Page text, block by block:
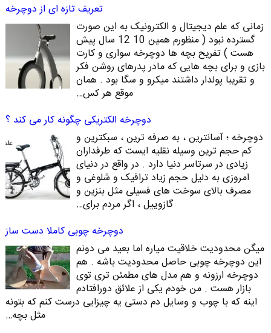
تعریف تازه ای از دوچرخه
زمانی که علم دیجیتال و الکترونیک به این صورت
گسترده نبود ( منظورم همین 10 12 سال پیش
هست ) تفریح بچه ها دوچرخه سواری و کارت
بازی و برای بچه هایی که مادر پدرهای روشن فکر
و تقریبا پولدار داشتند میکرو و سگا بود . همان
موقع هر کس…
دوچرخه الکتریکی چگونه کار می کند ؟
دوچرخه ؛ آسانترین ، به صرفه ترین ، سبکترین و
کم حجم ترین وسیله نقلیه ایست که طرفداران
زیادی در سرتاسر دنیا دارد . در واقع در دنیای
امروزی به دلیل حجم زیاد ترافیک و شلوغی و
مصرف بالای سوخت های فسیلی مثل بنزین و
گازوییل ، اگر مردم برای…
دوچرخه چوبی کاملا دست ساز
میگن محدودیت خلاقیت میاره اما بعید می دونم
این دوچرخه چوبی حاصل محدودیت باشه . هم
دوچرخه ارزونه و هم مدل های مطمئن تری توی
بازار هست . من خودم یکی از علائق دورافتادم
اینه که با چوب و وسایل دم دستی یه چیزایی درست کنم که بتونه
مثل بچه…